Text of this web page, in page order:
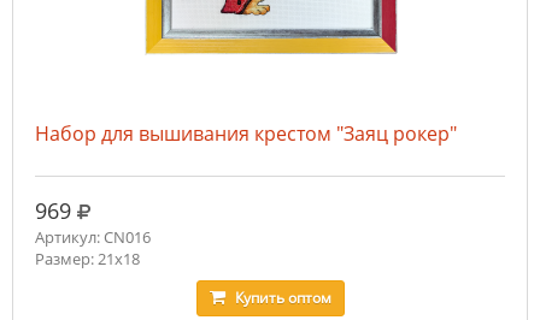
Набор для вышивания крестом "Заяц рокер"
969 руб.
Артикул: CN016
Размер: 21х18
Купитьоптом